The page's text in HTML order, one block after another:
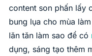
content son phấn lấy
bung lụa cho mùa
lăn tăn làm sao để có
dụng, sáng tạo thêm